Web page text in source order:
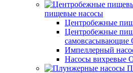
пищевые насосы
Центробежные
Центробежные
Импеллерный
Насосы вихревые